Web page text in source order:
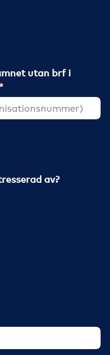
utan brf i
av?